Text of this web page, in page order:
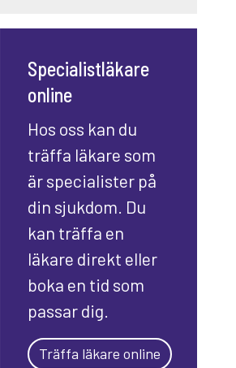
Specialistläkare
online
Hos oss kan du
träffa läkare som
är specialister på
din sjukdom. Du
kan träffa en
läkare direkt eller
boka en tid som
passar dig.
Träffa läkare online